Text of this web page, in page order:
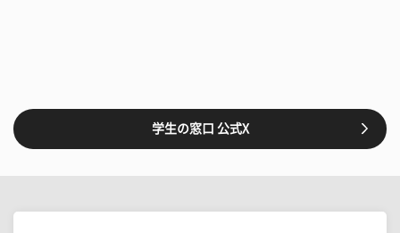
学生の窓口 公式X